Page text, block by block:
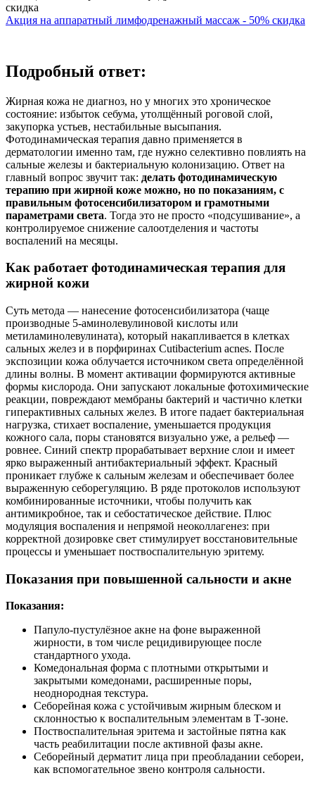
Акция на аппаратный лимфодренажный массаж - 50% скидка
Подробный ответ:
Жирная кожа не диагноз, но у многих это хроническое
состояние: избыток себума, утолщённый роговой слой,
закупорка устьев, нестабильные высыпания.
Фотодинамическая терапия давно применяется в
дерматологии именно там, где нужно селективно повлиять на
сальные железы и бактериальную колонизацию. Ответ на
главный вопрос звучит так: делать фотодинамическую
терапию при жирной коже можно, но по показаниям, с
правильным фотосенсибилизатором и грамотными
параметрами света. Тогда это не просто «подсушивание», а
контролируемое снижение салоотделения и частоты
воспалений на месяцы.
Как работает фотодинамическая терапия для
жирной кожи
Суть метода — нанесение фотосенсибилизатора (чаще
производные 5-аминолевулиновой кислоты или
метиламинолевулината), который накапливается в клетках
сальных желез и в порфиринах Cutibacterium acnes. После
экспозиции кожа облучается источником света определённой
длины волны. В момент активации формируются активные
формы кислорода. Они запускают локальные фотохимические
реакции, повреждают мембраны бактерий и частично клетки
гиперактивных сальных желез. В итоге падает бактериальная
нагрузка, стихает воспаление, уменьшается продукция
кожного сала, поры становятся визуально уже, а рельеф —
ровнее. Синий спектр прорабатывает верхние слои и имеет
ярко выраженный антибактериальный эффект. Красный
проникает глубже к сальным железам и обеспечивает более
выраженную себорегуляцию. В ряде протоколов используют
комбинированные источники, чтобы получить как
антимикробное, так и себостатическое действие. Плюс
модуляция воспаления и непрямой неоколлагенез: при
корректной дозировке свет стимулирует восстановительные
процессы и уменьшает поствоспалительную эритему.
Показания при повышенной сальности и акне
Показания:
Папуло-пустулёзное акне на фоне выраженной
жирности, в том числе рецидивирующее после
стандартного ухода.
Комедональная форма с плотными открытыми и
закрытыми комедонами, расширенные поры,
неоднородная текстура.
Себорейная кожа с устойчивым жирным блеском и
склонностью к воспалительным элементам в Т-зоне.
Поствоспалительная эритема и застойные пятна как
часть реабилитации после активной фазы акне.
Себорейный дерматит лица при преобладании себореи,
как вспомогательное звено контроля сальности.